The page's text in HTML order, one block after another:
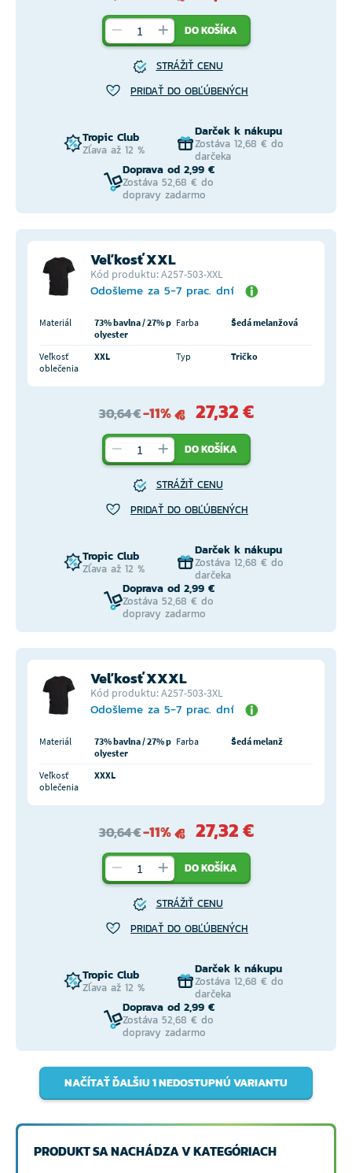
DO KOŠÍKA
STRÁŽIŤ CENU
PRIDAŤ DO OBĽÚBENÝCH
Tropic Club
Zľava až 12 %
Darček k nákupu
Zostáva 12,68 € do
darčeka
Doprava od 2,99 €
Zostáva 52,68 € do
dopravy zadarmo
Veľkosť XXL
Kód produktu: A257-503-XXL
Odošleme za 5-7 prac. dní
Materiál
73% bavlna / 27% p
olyester
Farba Šedá melanžová
Veľkosť
oblečenia
XXL Typ Tričko
30,64 €-11% 27,32 €
DO KOŠÍKA
STRÁŽIŤ CENU
PRIDAŤ DO OBĽÚBENÝCH
Tropic Club
Zľava až 12 %
Darček k nákupu
Zostáva 12,68 € do
darčeka
Doprava od 2,99 €
Zostáva 52,68 € do
dopravy zadarmo
Veľkosť XXXL
Kód produktu: A257-503-3XL
Odošleme za 5-7 prac. dní
Materiál
73% bavlna / 27% p
olyester
Farba Šedá melanž
Veľkosť
oblečenia
XXXL
30,64 €-11% 27,32 €
DO KOŠÍKA
STRÁŽIŤ CENU
PRIDAŤ DO OBĽÚBENÝCH
Tropic Club
Zľava až 12 %
Darček k nákupu
Zostáva 12,68 € do
darčeka
Doprava od 2,99 €
Zostáva 52,68 € do
dopravy zadarmo
NAČÍTAŤ ĎALŠIU 1 NEDOSTUPNÚ VARIANTU
PRODUKT SA NACHÁDZA V KATEGÓRIACH